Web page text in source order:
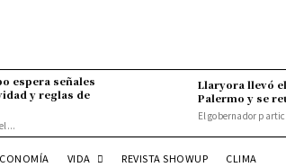
espera señales
y reglas de
Llaryora llevó
Palermo y se
El gobernador
VIDA REVISTA SHOWUP CLIMA